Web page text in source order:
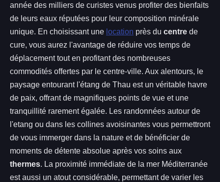
année des milliers de curistes venus profiter des bienfaits
de leurs eaux réputées pour leur composition minérale
unique. En choisissant une location près du centre de
cure, vous aurez l'avantage de réduire vos temps de
déplacement tout en profitant des nombreuses
commodités offertes par le centre-ville. Aux alentours, le
paysage entourant l'étang de Thau est un véritable havre
de paix, offrant de magnifiques points de vue et une
tranquillité rarement égalée. Les randonnées autour de
l'etang ou dans les collines avoisinantes vous permettront
de vous immerger dans la nature et de bénéficier de
moments de détente absolue après vos soins aux
thermes. La proximité immédiate de la mer Méditerranée
est aussi un atout considérable, permettant de varier les